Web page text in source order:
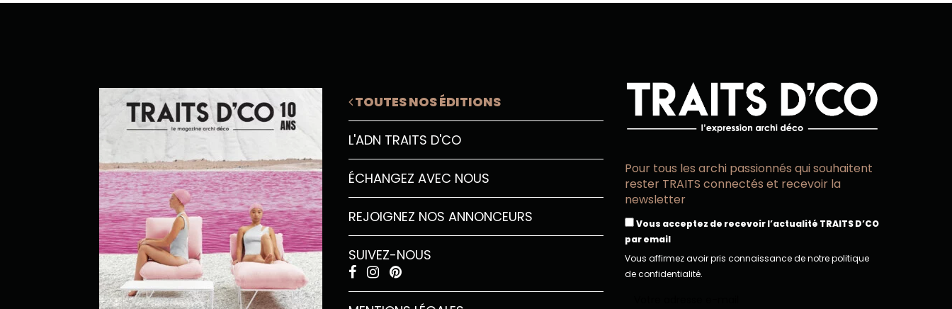
TOUTES NOS ÉDITIONS
L'ADN TRAITS D'CO
ÉCHANGEZ AVEC NOUS
REJOIGNEZ NOS ANNONCEURS
SUIVEZ-NOUS
Pour tous les archi passionnés qui souhaitent
rester TRAITS connectés et recevoir la
newsletter
Vous acceptez de recevoir l’actualité TRAITS D’CO
par email
Vous affirmez avoir pris connaissance de notre politique
de confidentialité.